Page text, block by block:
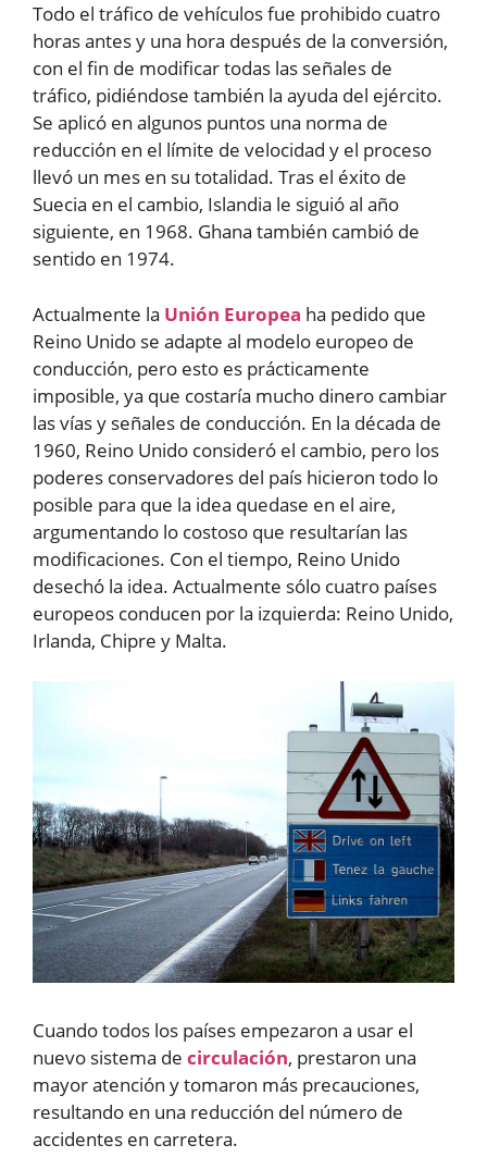
Todo el tráfico de vehículos fue prohibido cuatro
horas antes y una hora después de la conversión,
con el fin de modificar todas las señales de
tráfico, pidiéndose también la ayuda del ejército.
Se aplicó en algunos puntos una norma de
reducción en el límite de velocidad y el proceso
llevó un mes en su totalidad. Tras el éxito de
Suecia en el cambio, Islandia le siguió al año
siguiente, en 1968. Ghana también cambió de
sentido en 1974.
Actualmente la Unión Europea ha pedido que
Reino Unido se adapte al modelo europeo de
conducción, pero esto es prácticamente
imposible, ya que costaría mucho dinero cambiar
las vías y señales de conducción. En la década de
1960, Reino Unido consideró el cambio, pero los
poderes conservadores del país hicieron todo lo
posible para que la idea quedase en el aire,
argumentando lo costoso que resultarían las
modificaciones. Con el tiempo, Reino Unido
desechó la idea. Actualmente sólo cuatro países
europeos conducen por la izquierda: Reino Unido,
Irlanda, Chipre y Malta.
Cuando todos los países empezaron a usar el
nuevo sistema de circulación, prestaron una
mayor atención y tomaron más precauciones,
resultando en una reducción del número de
accidentes en carretera.